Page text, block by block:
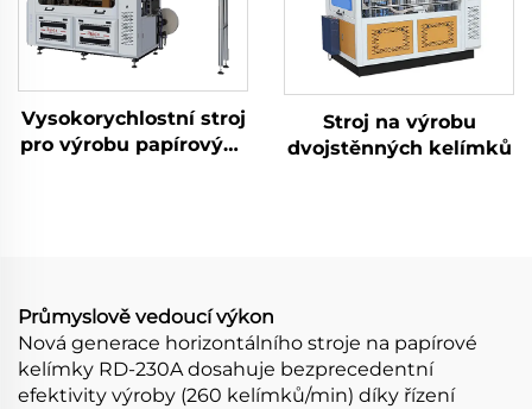
Vysokorychlostní stroj
pro výrobu papírových
Stroj na výrobu
dvojstěnných kelímků
Průmyslově vedoucí výkon
Nová generace horizontálního stroje na papírové
kelímky RD-230A dosahuje bezprecedentní
efektivity výroby (260 kelímků/min) díky řízení